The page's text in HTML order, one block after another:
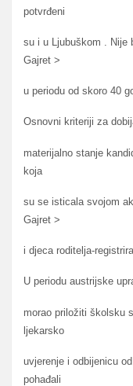
potvrđeni
su i u Ljubuškom . Nije
Gajret >
u periodu od skoro 40
Osnovni kriteriji za
materijalno stanje
koja
su se isticala svojom
Gajret >
i djeca roditelja-
U periodu austrijske
morao priložiti školsku
ljekarsko
uvjerenje i odbijenicu
pohađali